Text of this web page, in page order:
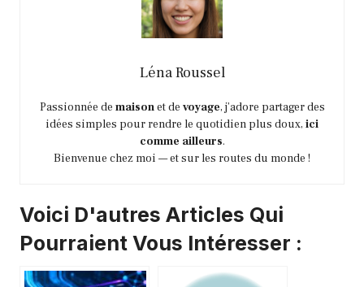
Léna Roussel
Passionnée de maisonet de voyage, j’adore partager des
idées simples pour rendre le quotidien plus doux, ici
comme ailleurs.
Bienvenue chez moi — et sur les routes du monde !
Voici D'autres Articles Qui
Pourraient Vous Intéresser :